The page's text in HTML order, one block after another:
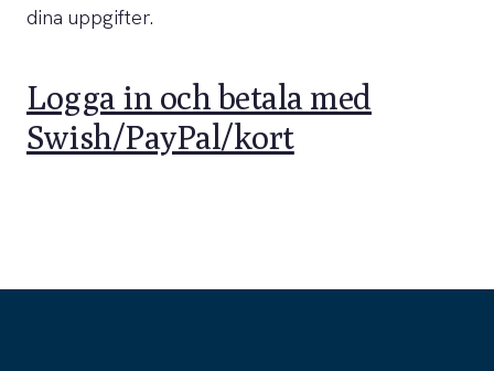
dina uppgifter.
Logga in och betala med
Swish/PayPal/kort